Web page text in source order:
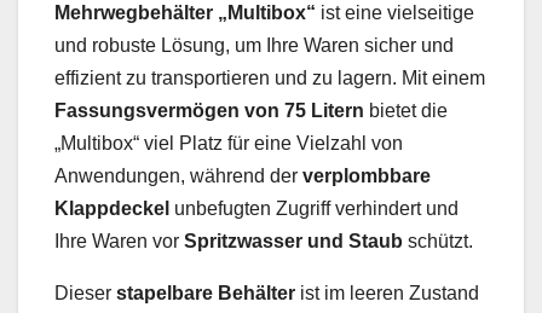
Mehrwegbehälter „Multibox“ ist eine vielseitige
und robuste Lösung, um Ihre Waren sicher und
effizient zu transportieren und zu lagern. Mit einem
Fassungsvermögen von 75 Litern bietet die
„Multibox“ viel Platz für eine Vielzahl von
Anwendungen, während der verplombbare
Klappdeckel unbefugten Zugriff verhindert und
Ihre Waren vor Spritzwasser und Staub schützt.
Dieser stapelbare Behälter ist im leeren Zustand